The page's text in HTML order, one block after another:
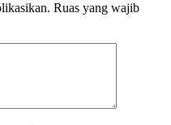
Ruas yang wajib